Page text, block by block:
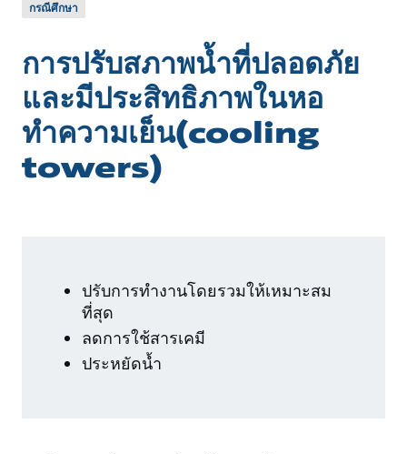
กรณีศึกษา
การปรับสภาพน้ำที่ปลอดภัย
และมีประสิทธิภาพในหอ
ทำความเย็น(cooling
towers)
ปรับการทำงานโดยรวมให้เหมาะสม
ที่สุด
ลดการใช้สารเคมี
ประหยัดน้ำ